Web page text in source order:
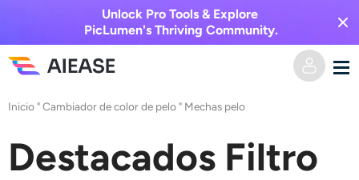
Unlock Pro Tools & Explore
PicLumen's Thriving Community.
Hogar
AI Video
Inicio "Cambiador de color de pelo " Mechas pelo
Destacados Filtro